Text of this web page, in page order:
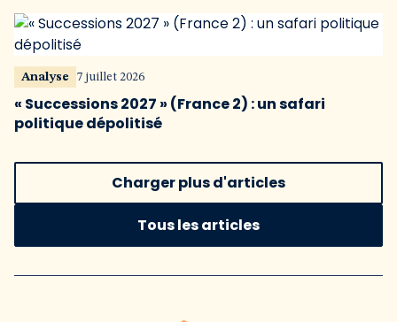
Analyse 7 juillet 2026
« Successions 2027 » (France 2) : un safari
politique dépolitisé
Charger plus d'articles
Tous les articles